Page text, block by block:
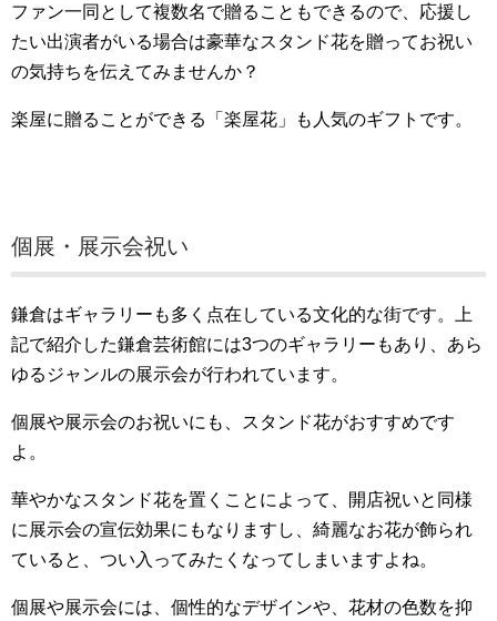
ファン一同として複数名で贈ることもできるので、応援し
たい出演者がいる場合は豪華なスタンド花を贈ってお祝い
の気持ちを伝えてみませんか？
楽屋に贈ることができる「楽屋花」も人気のギフトです。
個展・展示会祝い
鎌倉はギャラリーも多く点在している文化的な街です。上
記で紹介した鎌倉芸術館には3つのギャラリーもあり、あら
ゆるジャンルの展示会が行われています。
個展や展示会のお祝いにも、スタンド花がおすすめです
よ。
華やかなスタンド花を置くことによって、開店祝いと同様
に展示会の宣伝効果にもなりますし、綺麗なお花が飾られ
ていると、つい入ってみたくなってしまいますよね。
個展や展示会には、個性的なデザインや、花材の色数を抑